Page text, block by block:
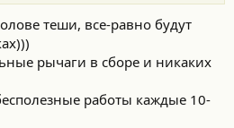
теши, все-равно будут
рычаги в сборе и никаких
работы каждые 10-